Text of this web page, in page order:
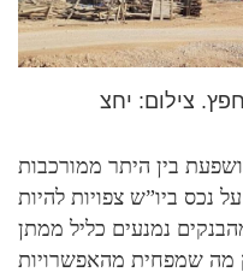
צילום: יחצ
בין היתר ממורכבות
נכס ביו”ש צפויות להיות
נמנעים כליל ממתן
מה שמפחית מהאפשרויות